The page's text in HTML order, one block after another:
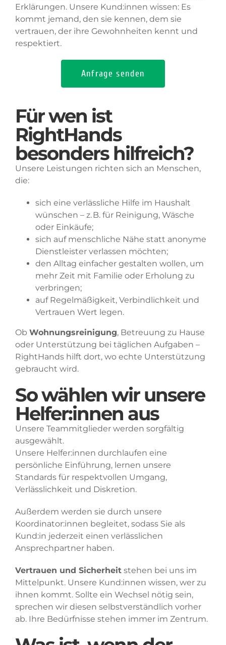
Erklärungen. Unsere Kund:innen wissen: Es
kommt jemand, den sie kennen, dem sie
vertrauen, der ihre Gewohnheiten kennt und
respektiert.
Anfrage senden
Für wen ist
RightHands
besonders hilfreich?
Unsere Leistungen richten sich an Menschen,
die:
sich eine verlässliche Hilfe im Haushalt
wünschen – z. B. für Reinigung, Wäsche
oder Einkäufe;
sich auf menschliche Nähe statt anonyme
Dienstleister verlassen möchten;
den Alltag einfacher gestalten wollen, um
mehr Zeit mit Familie oder Erholung zu
verbringen;
auf Regelmäßigkeit, Verbindlichkeit und
Vertrauen Wert legen.
Ob Wohnungsreinigung, Betreuung zu Hause
oder Unterstützung bei täglichen Aufgaben –
RightHands hilft dort, wo echte Unterstützung
gebraucht wird.
So wählen wir unsere
Helfer:innen aus
Unsere Teammitglieder werden sorgfältig
ausgewählt.
Unsere Helfer:innen durchlaufen eine
persönliche Einführung, lernen unsere
Standards für respektvollen Umgang,
Verlässlichkeit und Diskretion.
Außerdem werden sie durch unsere
Koordinator:innen begleitet, sodass Sie als
Kund:in jederzeit einen verlässlichen
Ansprechpartner haben.
Vertrauen und Sicherheit stehen bei uns im
Mittelpunkt. Unsere Kund:innen wissen, wer zu
ihnen kommt. Sollte ein Wechsel nötig sein,
sprechen wir diesen selbstverständlich vorher
ab. Ihre Bedürfnisse stehen immer im Zentrum.